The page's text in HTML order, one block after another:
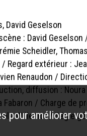
David Geselson
: David
Scheidler,
/ Regard extérieur :
Renaudon /
diffusion :
/ Charge de
Willemot / Régie
pour améliorer